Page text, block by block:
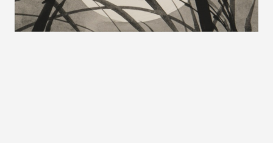
Artworks 作品一覧
ACK Curates